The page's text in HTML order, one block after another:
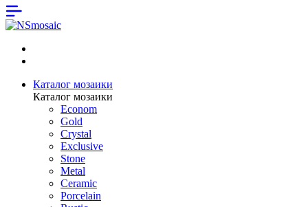
Каталог мозаики
Каталог мозаики
Econom
Gold
Crystal
Exclusive
Stone
Metal
Ceramic
Porcelain